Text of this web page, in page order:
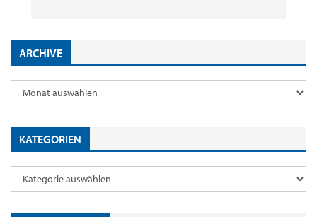
ARCHIVE
KATEGORIEN